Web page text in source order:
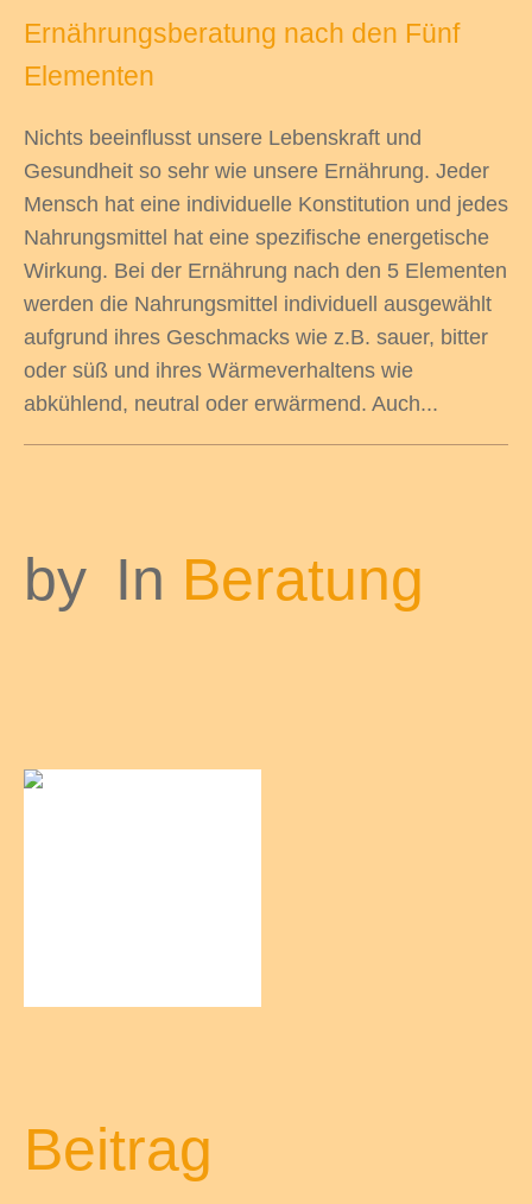
Ernährungsberatung nach den Fünf
Elementen
Nichts beeinflusst unsere Lebenskraft und
Gesundheit so sehr wie unsere Ernährung. Jeder
Mensch hat eine individuelle Konstitution und jedes
Nahrungsmittel hat eine spezifische energetische
Wirkung. Bei der Ernährung nach den 5 Elementen
werden die Nahrungsmittel individuell ausgewählt
aufgrund ihres Geschmacks wie z.B. sauer, bitter
oder süß und ihres Wärmeverhaltens wie
abkühlend, neutral oder erwärmend. Auch...
by In Beratung
Beitrag